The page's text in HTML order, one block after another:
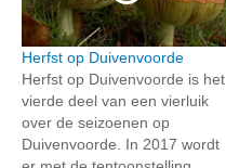
Herfst op Duivenvoorde
Herfst op Duivenvoorde is het
vierde deel van een vierluik
over de seizoenen op
Duivenvoorde. In 2017 wordt